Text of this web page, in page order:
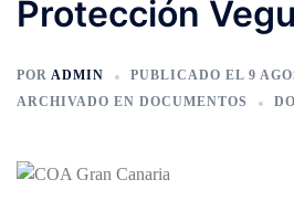
Protección
POR ADMIN PUBLICADO EL 9
ARCHIVADO EN DOCUMENTOS